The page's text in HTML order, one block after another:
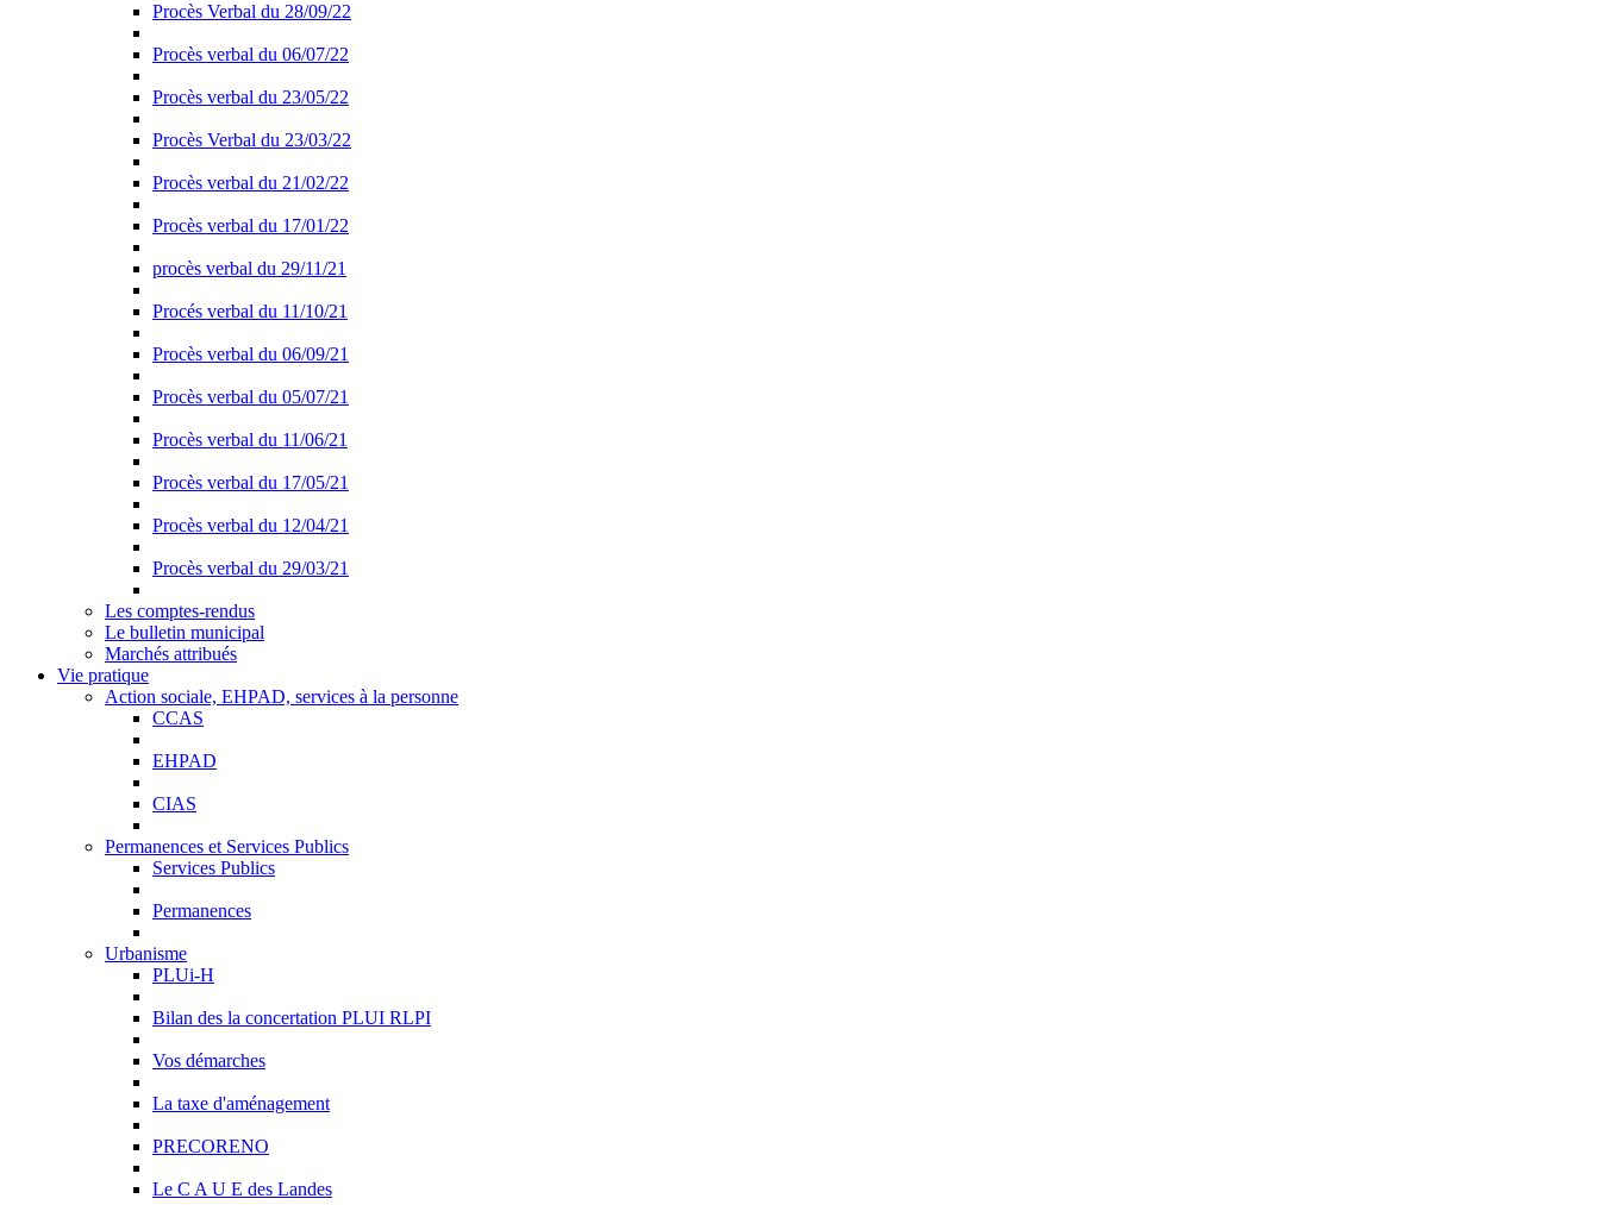
Procès Verbal du 28/09/22
Procès verbal du 06/07/22
Procès verbal du 23/05/22
Procès Verbal du 23/03/22
Procès verbal du 21/02/22
Procès verbal du 17/01/22
procès verbal du 29/11/21
Procés verbal du 11/10/21
Procès verbal du 06/09/21
Procès verbal du 05/07/21
Procès verbal du 11/06/21
Procès verbal du 17/05/21
Procès verbal du 12/04/21
Procès verbal du 29/03/21
Les comptes-rendus
Le bulletin municipal
Marchés attribués
Vie pratique
Action sociale, EHPAD, services à la personne
CCAS
EHPAD
CIAS
Permanences et Services Publics
Services Publics
Permanences
Urbanisme
PLUi-H
Bilan des la concertation PLUI RLPI
Vos démarches
La taxe d'aménagement
PRECORENO
Le C A U E des Landes